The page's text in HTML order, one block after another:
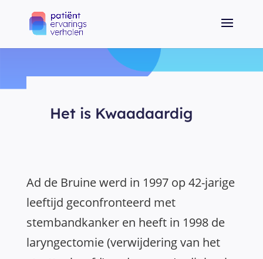
Het is Kwaadaardig
Ad de Bruine werd in 1997 op 42-jarige
leeftijd geconfronteerd met
stembandkanker en heeft in 1998 de
laryngectomie (verwijdering van het